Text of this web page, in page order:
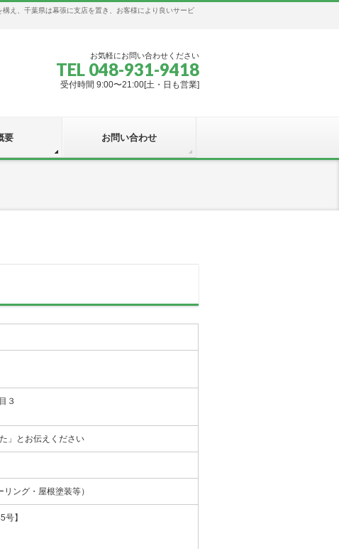
え、千葉県は幕張に支店を置き、お客様により良いサービ
お気軽にお問い合わせください
TEL 048-931-9418
受付時間 9:00〜21:00[土・日も営業]
要 お問い合わせ
３
」とお伝えください
ング・屋根塗装等）
】